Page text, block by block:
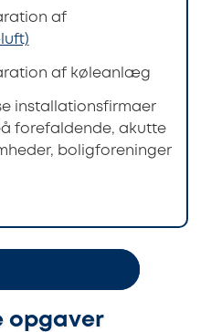
af
af køleanlæg
installationsfirmaer
forefaldende, akutte
boligforeninger
opgaver